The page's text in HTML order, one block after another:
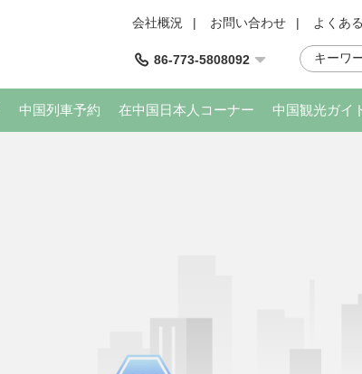
会社概況 | お問い合わせ | よくあ
86-773-5808092
中国列車予約 在中国日本人コーナー 中国観光ガイ